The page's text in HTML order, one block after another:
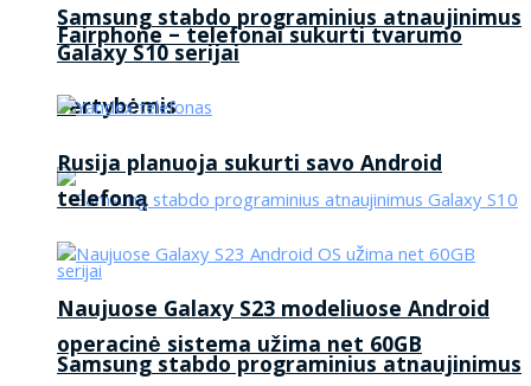
Fairphone – telefonai sukurti tvarumo
vertybėmis
Samsung stabdo programinius atnaujinimus
Samsung stabdo programinius atnaujinimus
Galaxy S10 serijai
Rusija planuoja sukurti savo Android
telefoną
Naujuose Galaxy S23 modeliuose Android
operacinė sistema užima net 60GB